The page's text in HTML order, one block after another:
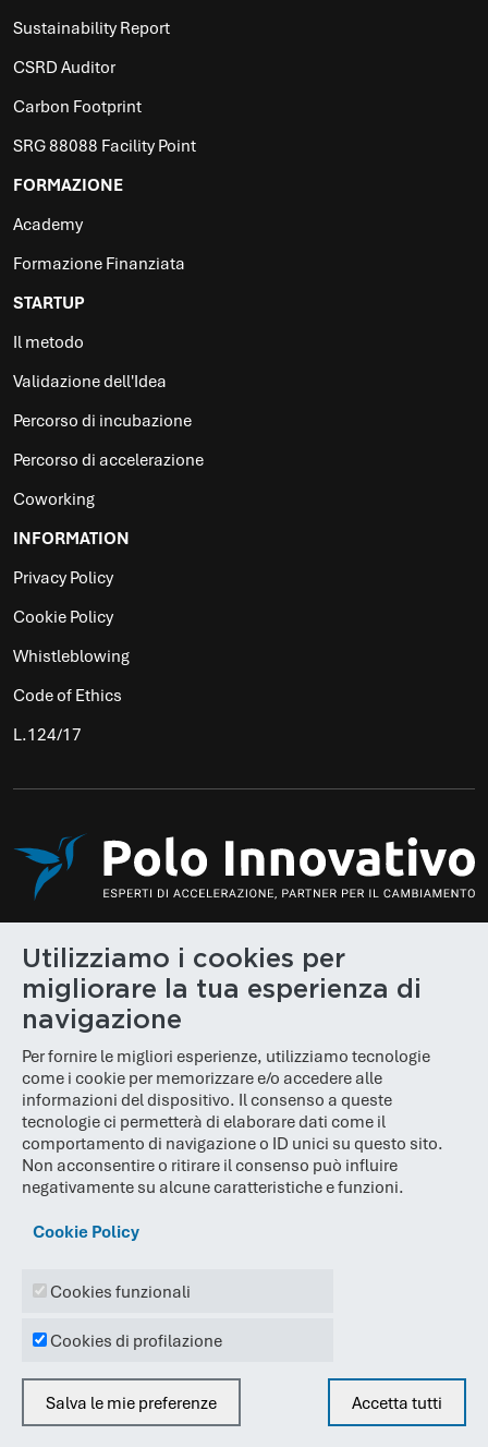
Sustainability Report
CSRD Auditor
Carbon Footprint
SRG 88088 Facility Point
FORMAZIONE
Academy
Formazione Finanziata
STARTUP
Il metodo
Validazione dell'Idea
Percorso di incubazione
Percorso di accelerazione
Coworking
INFORMATION
Privacy Policy
Cookie Policy
Whistleblowing
Code of Ethics
L.124/17
Instagram
LinkedInFacebook
Twitter
Youtube
Via Scuole 1/G, 25128 Brescia (BS)
C.F. e P.IVA: 04389320989
PEC:poloinnovativo@legalmail.it
N. REA: BS 610848
Cap. Soc.: € 100.000,00
© 2026Polo Innovativo
Utilizziamo i cookies per
migliorare la tua esperienza di
navigazione
Per fornire le migliori esperienze, utilizziamo tecnologie
come i cookie per memorizzare e/o accedere alle
informazioni del dispositivo. Il consenso a queste
tecnologie ci permetterà di elaborare dati come il
comportamento di navigazione o ID unici su questo sito.
Non acconsentire o ritirare il consenso può influire
negativamente su alcune caratteristiche e funzioni.
Cookie Policy
Cookies funzionali
Cookies di profilazione
Salva le mie preferenze
Accetta tutti